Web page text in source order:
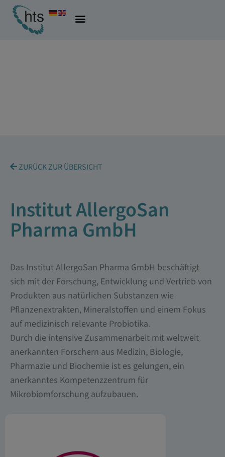
ZURÜCK ZUR ÜBERSICHT
Institut AllergoSan
Pharma GmbH
Das Institut AllergoSan Pharma GmbH beschäftigt
sich mit der Forschung, Entwicklung und Vertrieb von
Produkten aus natürlichen Substanzen wie
Pflanzenextrakten, Mineralstoffen und einem Fokus
auf medizinisch relevante Probiotika.
Durch die intensive Zusammenarbeit mit weltweit
anerkannten Forschern aus Medizin, Biologie,
Pharmazie und Biochemie ist es gelungen, ein
anerkanntes Kompetenzzentrum für
Mikrobiomforschung aufzubauen.